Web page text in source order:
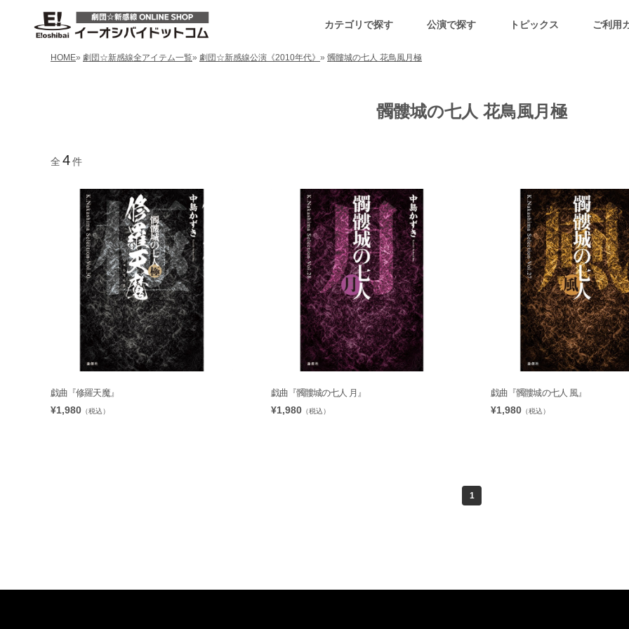
カテゴリで探す 公演で探す トピックス ご利用
HOME» 劇団☆新感線全アイテム一覧» 劇団☆新感線公演《2010年代》 » 髑髏城の七人 花鳥風月極
髑髏城の七人 花鳥風月極
全 4件
戯曲『修羅天魔』
¥1,980 （税込）
戯曲『髑髏城の七人 月』
¥1,980（税込）
戯曲『髑髏城の七人 風』
¥1,980 （税込）
1